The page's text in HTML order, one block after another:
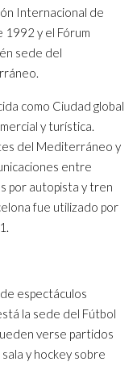
Internacional de
1992 y el Fórum
sede del
como Ciudad global
y turística.
del Mediterráneo y
entre
por autopista y tren
fue utilizado por
espectáculos
la sede del Fútbol
verse partidos
y hockey sobre